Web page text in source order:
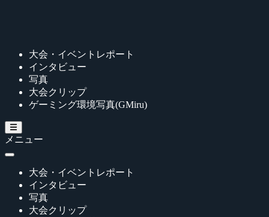
大会・イベントレポート
インタビュー
写真
大会クリップ
ゲーミング環境写真(GMiru)
メニュー
大会・イベントレポート
インタビュー
写真
大会クリップ